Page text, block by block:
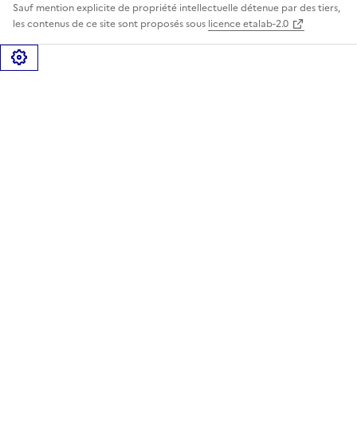
Sauf mention explicite de propriété intellectuelle détenue par des tiers,
les contenus de ce site sont proposés sous licence etalab-2.0
Gérer les cookies